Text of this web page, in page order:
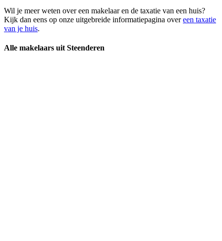
Wil je meer weten over een makelaar en de taxatie van een huis?
Kijk dan eens op onze uitgebreide informatiepagina overeen taxatie
van je huis.
Alle makelaars uit Steenderen